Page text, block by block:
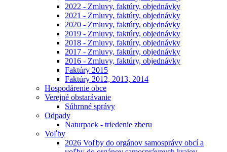
2022 - Zmluvy, faktúry, objednávky
2021 - Zmluvy, faktúry, objednávky
2020 - Zmluvy, faktúry, objednávky
2019 - Zmluvy, faktúry, objednávky
2018 - Zmluvy, faktúry, objednávky
2017 - Zmluvy, faktúry, objednávky
2016 - Zmluvy, faktúry, objednávky
Faktúry 2015
Faktúry 2012, 2013, 2014
Hospodárenie obce
Verejné obstarávanie
Súhrnné správy
Odpady
Naturpack - triedenie zberu
Voľby
2026 Voľby do orgánov samosprávy obcí a